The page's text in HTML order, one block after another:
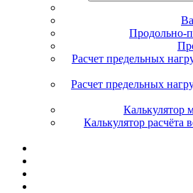
Продольно-
Расчет предельных
Расчет предельных
Калькулятор
Калькулятор расчёта